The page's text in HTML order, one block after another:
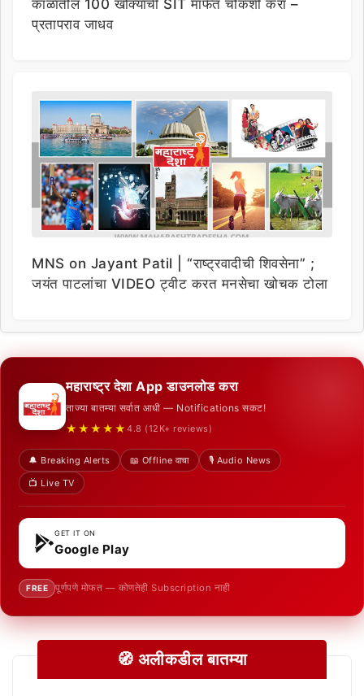
काळातील 100 खोक्यांची SIT मार्फत चौकशी करा –
प्रतापराव जाधव
MNS on Jayant Patil | “राष्ट्रवादीची शिवसेना” ;
जयंत पाटलांचा VIDEO ट्वीट करत मनसेचा खोचक टोला
महाराष्ट्र देशा App डाउनलोड करा
ताज्या बातम्या सर्वात आधी — Notifications सकट!
★★★★★ 4.8 (12K+ reviews)
🔔 Breaking Alerts 📖 Offline वाचा
🎙️ Audio News
📺 Live TV
GET IT ON
Google Play
FREE पूर्णपणे मोफत — कोणतेही Subscription नाही
🧭 अलीकडील बातम्या